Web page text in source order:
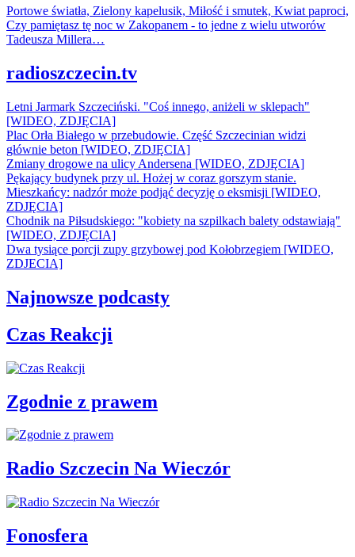
Portowe światła, Zielony kapelusik, Miłość i smutek, Kwiat paproci,
Czy pamiętasz tę noc w Zakopanem - to jedne z wielu utworów
Tadeusza Millera…
radioszczecin.tv
Letni Jarmark Szczeciński. "Coś innego, aniżeli w sklepach"
[WIDEO, ZDJĘCIA]
Plac Orła Białego w przebudowie. Część Szczecinian widzi
głównie beton [WIDEO, ZDJĘCIA]
Zmiany drogowe na ulicy Andersena [WIDEO, ZDJĘCIA]
Pękający budynek przy ul. Hożej w coraz gorszym stanie.
Mieszkańcy: nadzór może podjąć decyzję o eksmisji [WIDEO,
ZDJĘCIA]
Chodnik na Piłsudskiego: "kobiety na szpilkach balety odstawiają"
[WIDEO, ZDJĘCIA]
Dwa tysiące porcji zupy grzybowej pod Kołobrzegiem [WIDEO,
ZDJECIA]
Najnowsze podcasty
Czas Reakcji
Zgodnie z prawem
Radio Szczecin Na Wieczór
Fonosfera